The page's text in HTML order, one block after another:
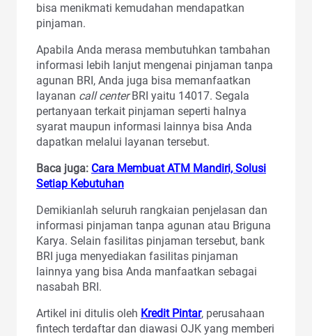
bisa menikmati kemudahan mendapatkan
pinjaman.
Apabila Anda merasa membutuhkan tambahan
informasi lebih lanjut mengenai pinjaman tanpa
agunan BRI, Anda juga bisa memanfaatkan
layanan call centerBRI yaitu 14017. Segala
pertanyaan terkait pinjaman seperti halnya
syarat maupun informasi lainnya bisa Anda
dapatkan melalui layanan tersebut.
Baca juga: Cara Membuat ATM Mandiri, Solusi
Setiap Kebutuhan
Demikianlah seluruh rangkaian penjelasan dan
informasi pinjaman tanpa agunan atau Briguna
Karya. Selain fasilitas pinjaman tersebut, bank
BRI juga menyediakan fasilitas pinjaman
lainnya yang bisa Anda manfaatkan sebagai
nasabah BRI.
Artikel ini ditulis oleh Kredit Pintar, perusahaan
fintech terdaftar dan diawasi OJK yang memberi